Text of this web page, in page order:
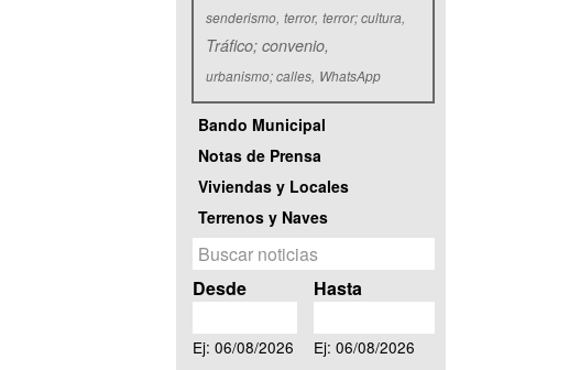
senderismo terror terror; cultura
Tráfico; convenio
urbanismo; calles WhatsApp
Bando Municipal
Notas de Prensa
Viviendas y Locales
Terrenos y Naves
Q
u
e
r
y
Fecha
Desde
Ej: 06/08/2026
Hasta
Ej: 06/08/2026